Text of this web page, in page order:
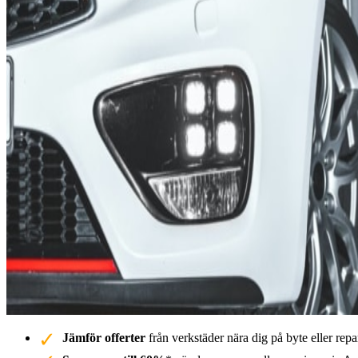
Jämför offerter från verkstäder nära dig på byte eller